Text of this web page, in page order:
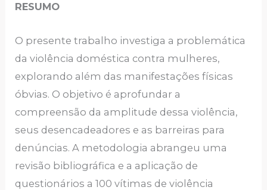
RESUMO
O presente trabalho investiga a problemática
da violência doméstica contra mulheres,
explorando além das manifestações físicas
óbvias. O objetivo é aprofundar a
compreensão da amplitude dessa violência,
seus desencadeadores e as barreiras para
denúncias. A metodologia abrangeu uma
revisão bibliográfica e a aplicação de
questionários a 100 vítimas de violência